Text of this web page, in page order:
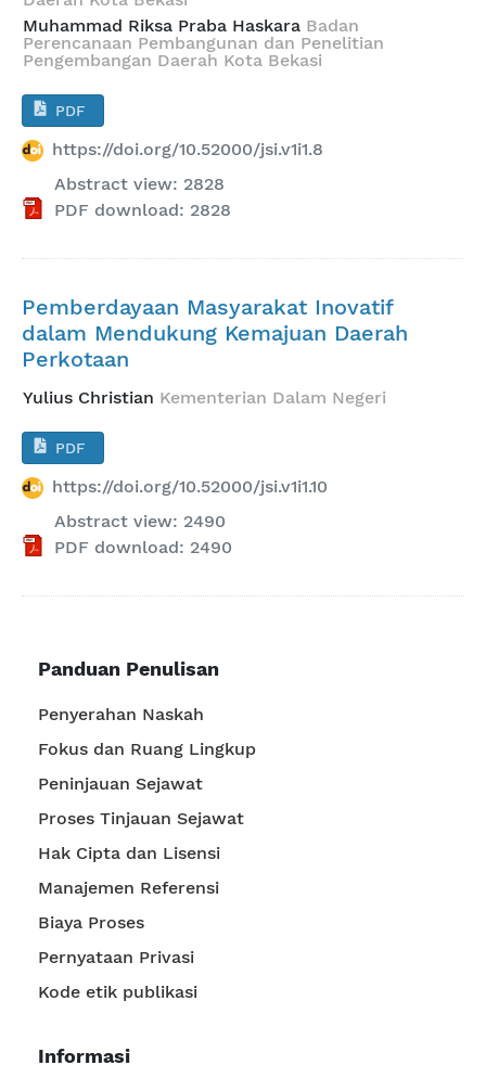
Muhammad Riksa Praba Haskara Badan
Perencanaan Pembangunan dan Penelitian
Pengembangan Daerah Kota Bekasi
PDF
https://doi.org/10.52000/jsi.v1i1.8
Abstract view: 2828
PDF download: 2828
Pemberdayaan Masyarakat Inovatif
dalam Mendukung Kemajuan Daerah
Perkotaan
Yulius Christian Kementerian Dalam Negeri
PDF
https://doi.org/10.52000/jsi.v1i1.10
Abstract view: 2490
PDF download: 2490
Panduan Penulisan
Penyerahan Naskah
Fokus dan Ruang Lingkup
Peninjauan Sejawat
Proses Tinjauan Sejawat
Hak Cipta dan Lisensi
Manajemen Referensi
Biaya Proses
Pernyataan Privasi
Kode etik publikasi
Informasi